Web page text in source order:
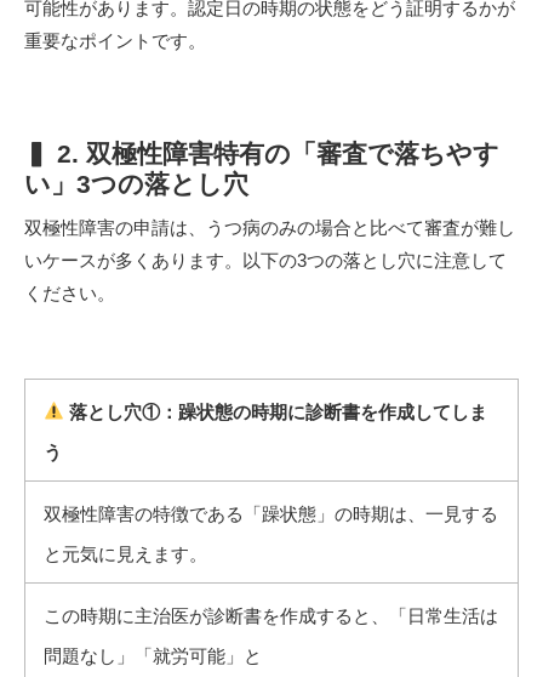
可能性があります。認定日の時期の状態をどう証明するかが
重要なポイントです。
▍ 2. 双極性障害特有の「審査で落ちやす
い」3つの落とし穴
双極性障害の申請は、うつ病のみの場合と比べて審査が難し
いケースが多くあります。以下の3つの落とし穴に注意して
ください。
落とし穴①：躁状態の時期に診断書を作成してしま
う
双極性障害の特徴である「躁状態」の時期は、一見する
と元気に見えます。
この時期に主治医が診断書を作成すると、「日常生活は
問題なし」「就労可能」と